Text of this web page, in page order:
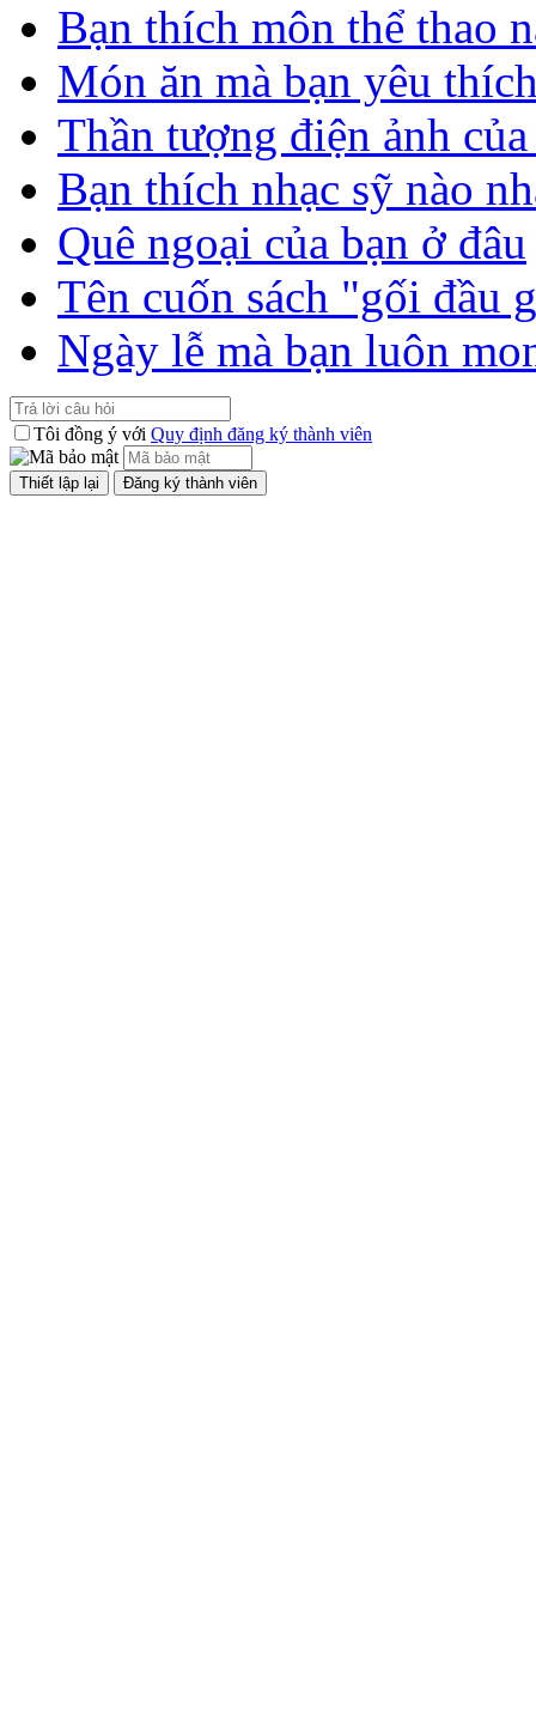
Bạn thích môn thể thao
Món ăn mà bạn yêu
Thần tượng điện ảnh
Bạn thích nhạc sỹ nào
Quê ngoại của bạn ở đâu
Tên cuốn sách "gối đầu
Ngày lễ mà bạn luôn
Tôi đồng ý với Quy định đăng ký thành viên